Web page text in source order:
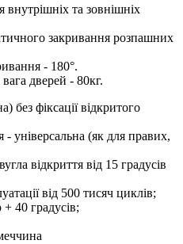
та зовнішніх
закривання розпашних
- 180°.
дверей - 80кг.
без фіксації відкритого
- універсальна (як для правих,
відкриття від 15 градусів
від 500 тисяч циклів;
40 градусів;